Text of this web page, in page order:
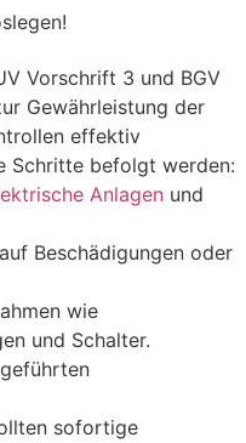
Vorschrift 3 und BGV
Gewährleistung der
effektiv
Schritte befolgt werden:
Anlagen und
Beschädigungen oder
wie
und Schalter.
sofortige